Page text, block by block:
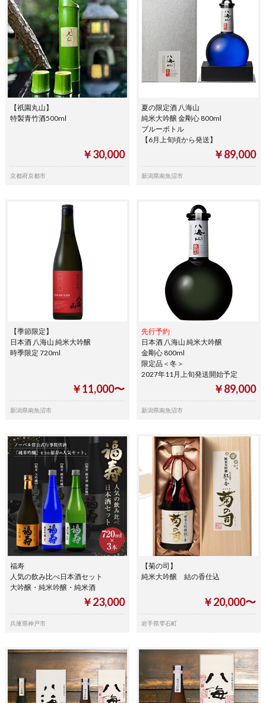
【祇園丸山】
特製青竹酒500ml
￥30,000
京都府京都市
夏の限定酒 八海山
純米大吟醸 金剛心 800ml
ブルーボトル
【6月上旬頃から発送】
￥89,000
新潟県南魚沼市
【季節限定】
日本酒 八海山 純米大吟醸
時季限定 720ml
￥11,000〜
新潟県南魚沼市
先行予約
日本酒 八海山 純米大吟醸
金剛心 800ml
限定品＜冬＞
2027年11月上旬発送開始予定
￥89,000
新潟県南魚沼市
福寿
人気の飲み比べ日本酒セット
大吟醸・純米吟醸・純米酒
￥23,000
兵庫県神戸市
【菊の司】
純米大吟醸 結の香仕込
￥20,000〜
岩手県雫石町